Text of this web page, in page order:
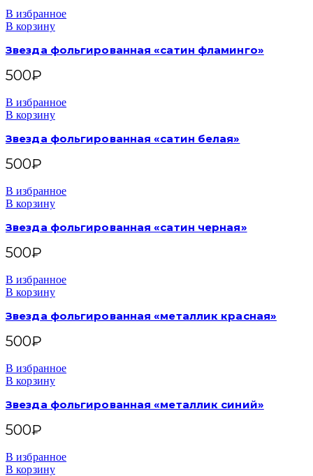
В избранное
В корзину
Звезда фольгированная «сатин фламинго»
500₽
В избранное
В корзину
Звезда фольгированная «сатин белая»
500₽
В избранное
В корзину
Звезда фольгированная «сатин черная»
500₽
В избранное
В корзину
Звезда фольгированная «металлик красная»
500₽
В избранное
В корзину
Звезда фольгированная «металлик синий»
500₽
В избранное
В корзину